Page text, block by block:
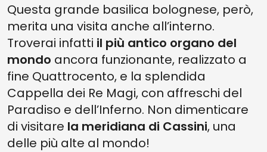
Questa grande basilica bolognese, però,
merita una visita anche all’interno.
Troverai infatti il più antico organo del
mondo ancora funzionante, realizzato a
fine Quattrocento, e la splendida
Cappella dei Re Magi, con affreschi del
Paradiso e dell’Inferno. Non dimenticare
di visitare la meridiana di Cassini, una
delle più alte al mondo!